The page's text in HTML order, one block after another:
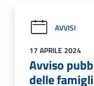
AVVISI
17 APRILE 2024
Avviso
delle